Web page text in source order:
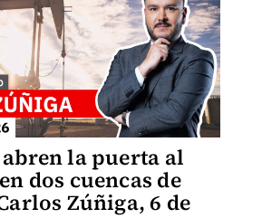
la puerta al
dos cuencas de
Zúñiga, 6 de